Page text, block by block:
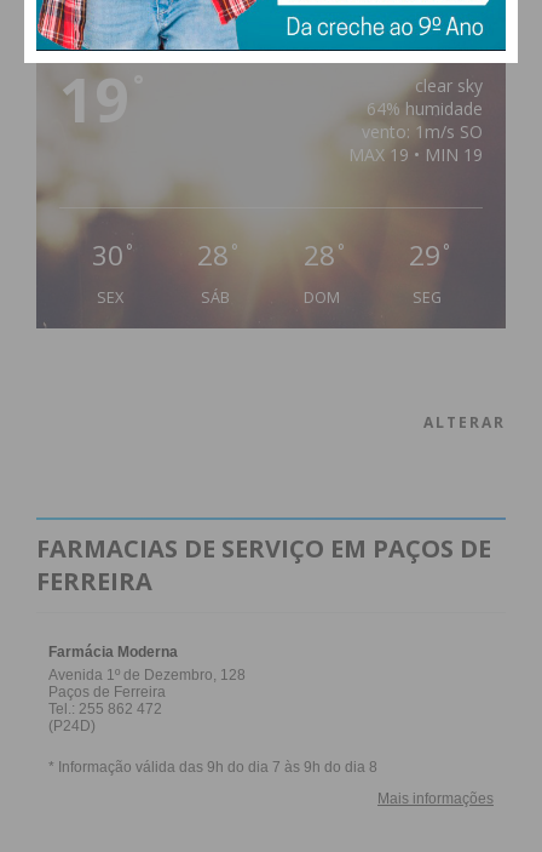
PAÇOS DE FERREIRA
19
clear sky
64% humidade
vento: 1m/s SO
MAX 19 • MIN 19
30 °
SEX
28 °
SÁB
28 °
DOM
29 °
SEG
ALTERAR
FARMACIAS DE SERVIÇO EM PAÇOS DE
FERREIRA